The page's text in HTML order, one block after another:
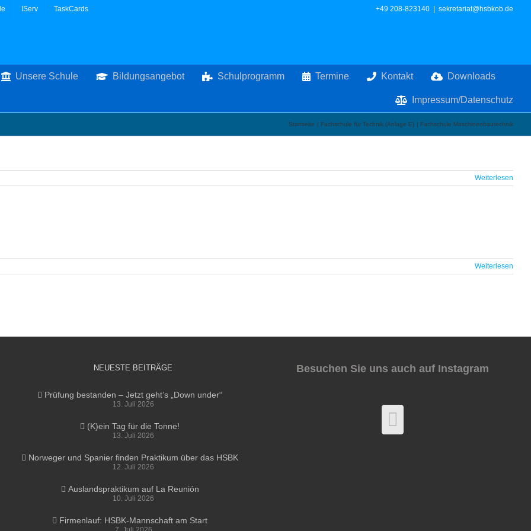
IServ TaskCards +49 208-823140 sekretariat@hsbkob.de
Unsere Schule Bildungsangebot Schulprogramm Termine Kontakt Downloads
Impressum/Datenschutz
Startseite Fachschule für Technik (Anlage E) Fachschule Maschinenbautechnik
Weiterlesen
Weiterlesen
NEUESTE BEITRÄGE
Prüfung bestanden – Jetzt geht’s „Down under“
13. Juli 2026
(K)ein Tag für die Tonne!
13. Juli 2026
Norweger und Spanier finden Praktikum über das HSBK
12. Juli 2026
Auslandspraktikum auf La Reunión
10. Juli 2026
Firmenlauf: HSBK-Mannschaft am Start
Besuchen Sie uns auch auf Instagram